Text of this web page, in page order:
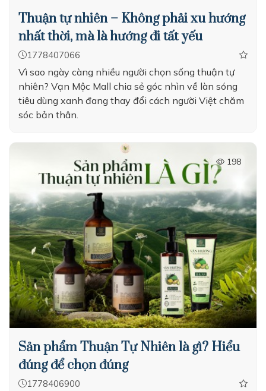
Thuận tự nhiên – Không phải xu hướng
nhất thời, mà là hướng đi tất yếu
1778407066
Vì sao ngày càng nhiều người chọn sống thuận tự
nhiên? Vạn Mộc Mall chia sẻ góc nhìn về làn sóng
tiêu dùng xanh đang thay đổi cách người Việt chăm
sóc bản thân.
198
Sản phẩm Thuận Tự Nhiên là gì? Hiểu
đúng để chọn đúng
1778406900